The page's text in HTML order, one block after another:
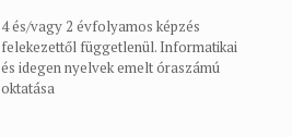
4 és/vagy 2 évfolyamos képzés
felekezettől függetlenül. Informatikai
és idegen nyelvek emelt óraszámú
oktatása